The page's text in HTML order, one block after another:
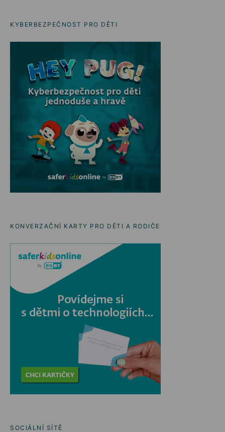
KYBERBEZPEČNOST PRO DĚTI
KONVERZAČNÍ KARTY PRO DĚTI A RODIČE
SOCIÁLNÍ SÍTĚ